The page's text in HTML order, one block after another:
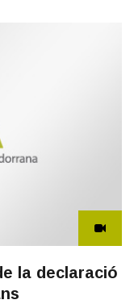
la declaració